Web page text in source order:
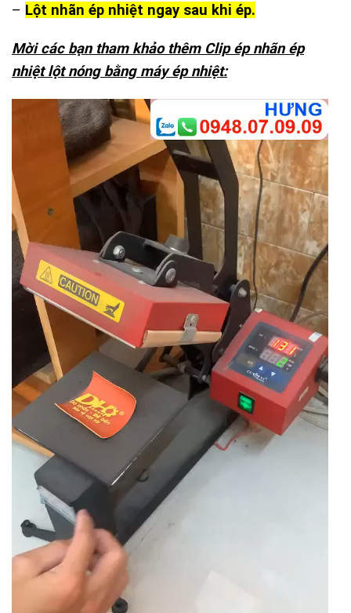
– Lột nhãn ép nhiệt ngay sau khi ép.
Mời các bạn tham khảo thêm Clip ép nhãn ép
nhiệt lột nóng bằng máy ép nhiệt: